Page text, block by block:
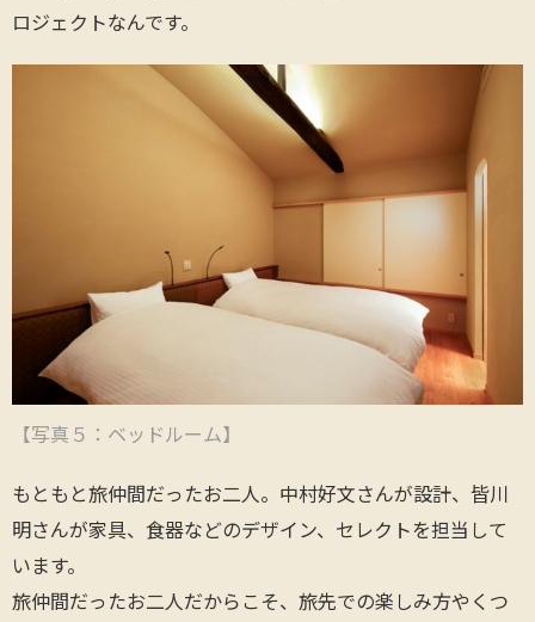
ロジェクトなんです。
【写真５：ベッドルーム】
もともと旅仲間だったお二人。中村好文さんが設計、皆川
明さんが家具、食器などのデザイン、セレクトを担当して
います。
旅仲間だったお二人だからこそ、旅先での楽しみ方やくつ